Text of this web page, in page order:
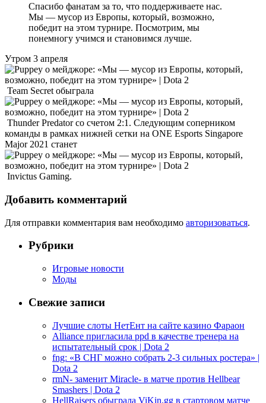
Спасибо фанатам за то, что поддерживаете нас.
Мы — мусор из Европы, который, возможно,
победит на этом турнире. Посмотрим, мы
понемногу учимся и становимся лучше.
Утром 3 апреля
Team Secret обыграла
Thunder Predator со счетом 2:1. Следующим соперником
команды в рамках нижней сетки на ONE Esports Singapore
Major 2021 станет
Invictus Gaming.
Добавить комментарий
Для отправки комментария вам необходимо авторизоваться.
Рубрики
Игровые новости
Моды
Свежие записи
Лучшие слоты НетЕнт на сайте казино Фараон
Alliance пригласила ppd в качестве тренера на
испытательный срок | Dota 2
fng: «В СНГ можно собрать 2-3 сильных ростера» |
Dota 2
rmN- заменит Miracle- в матче против Hellbear
Smashers | Dota 2
HellRaisers обыграла ViKin.gg в стартовом матче